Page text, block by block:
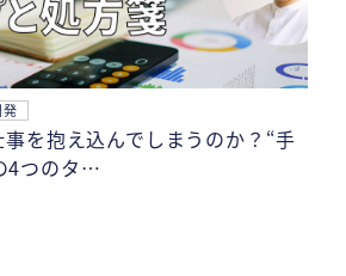
を抱え込んでしまうのか？“手
4つのタ…
発